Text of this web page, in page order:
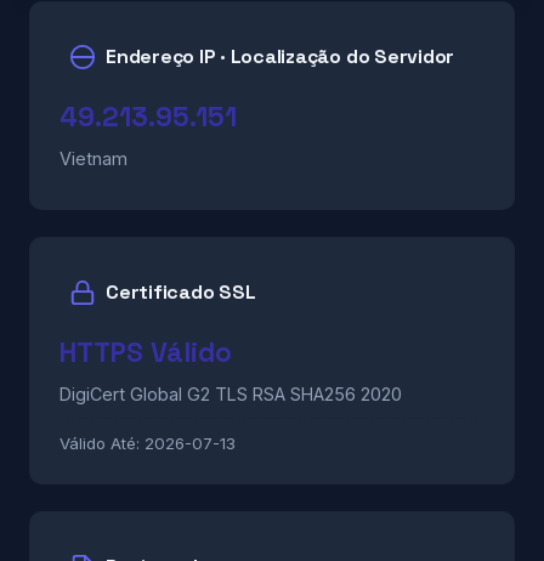
Endereço IP · Localização do Servidor
49.213.95.151
Vietnam
Certificado SSL
HTTPS Válido
DigiCert Global G2 TLS RSA SHA256 2020
Válido Até: 2026-07-13